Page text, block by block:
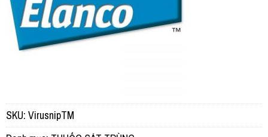
SKU: VirusnipTM